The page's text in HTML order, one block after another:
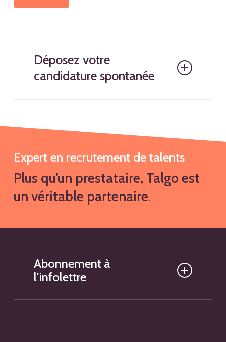
Déposez votre
candidature spontanée
Expert en recrutement de talents
Plus qu’un prestataire, Talgo est
un véritable partenaire.
Abonnement à
l'infolettre